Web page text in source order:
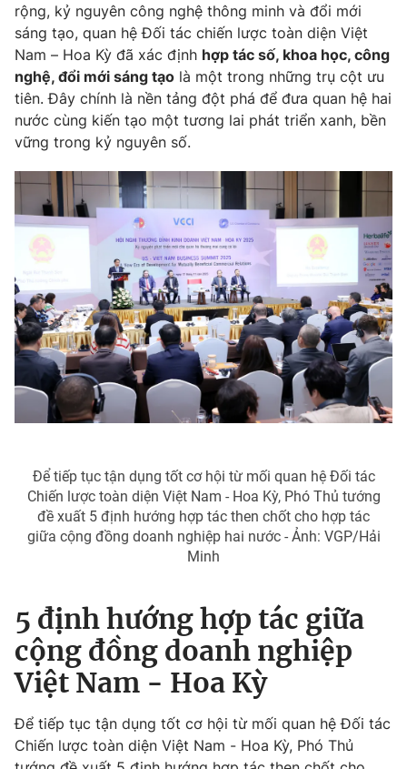
rộng, kỷ nguyên công nghệ thông minh và đổi mới
sáng tạo, quan hệ Đối tác chiến lược toàn diện Việt
Nam – Hoa Kỳ đã xác định hợp tác số, khoa học, công
nghệ, đổi mới sáng tạo là một trong những trụ cột ưu
tiên. Đây chính là nền tảng đột phá để đưa quan hệ hai
nước cùng kiến tạo một tương lai phát triển xanh, bền
vững trong kỷ nguyên số.
Để tiếp tục tận dụng tốt cơ hội từ mối quan hệ Đối tác
Chiến lược toàn diện Việt Nam - Hoa Kỳ, Phó Thủ tướng
đề xuất 5 định hướng hợp tác then chốt cho hợp tác
giữa cộng đồng doanh nghiệp hai nước - Ảnh: VGP/Hải
Minh
5 định hướng hợp tác giữa
cộng đồng doanh nghiệp
Việt Nam - Hoa Kỳ
Để tiếp tục tận dụng tốt cơ hội từ mối quan hệ Đối tác
Chiến lược toàn diện Việt Nam - Hoa Kỳ, Phó Thủ